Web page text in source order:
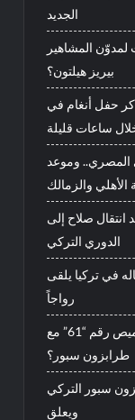
الجديد
المشاهير
بيريز هيلتون؟
حفل أنغام في
ساعات قليلة
المصري.. وموعد
الأهلي والزمالك
صلاح إلى
الدوري التركي
في تركيا يلقى
رواجاً
ما السر وراء ارتداء محمد صلاح القميص رقم “61” مع
طرابزون سبور؟
سبور التركي
ويعلق